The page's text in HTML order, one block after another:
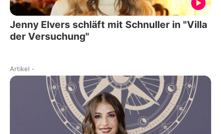
Jenny Elvers schläft mit Schnuller in "Villa
der Versuchung"
Artikel -